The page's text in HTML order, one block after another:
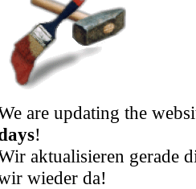
are updating the
!
aktualisieren gerade
wieder da!